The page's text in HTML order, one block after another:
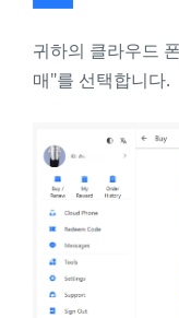
귀하의 클라우드
매"를 선택합니다.